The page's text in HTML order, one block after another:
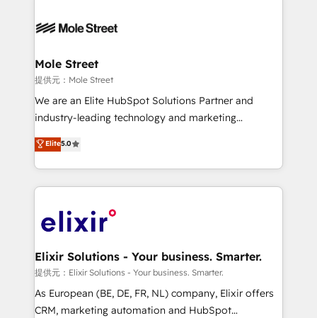
workflows; automation agents; process optimization
Healthcare: HIPAA implementations; secure data
workflows 💼 Financial Services: compliant
workflows; audit-ready reporting ⚖️ Legal: client
intake; pipeline and document workflows 🛒 E-
revenue automation 🏢 Real Estate: deal pipelines;
portfolio and lifecycle management 🏭
HIPAA-aware; CASL-compliant; GDPR-ready
implementations where required 💡 Why 500+
built to scale.
Mole Street
提供元：Mole Street
We are an Elite HubSpot Solutions Partner and
industry-leading technology and marketing
consultancy. Our focus is on enterprise and mid-
market B2B companies globally that want a strategic
approach to execute their goals through creative
applications of our solutions; Technical HubSpot
Design, Migrations + Integrations. Mole Street’s
greatness, which is achieved through creating
absolute clarity, derived from a well-defined
strategy, executed well, and reported on with clear
results. The culture is driven by core values; Joy, Grit,
Elite5.0
Elixir Solutions - Your business. Smarter.
提供元：Elixir Solutions - Your business. Smarter.
As European (BE, DE, FR, NL) company, Elixir offers
CRM, marketing automation and HubSpot